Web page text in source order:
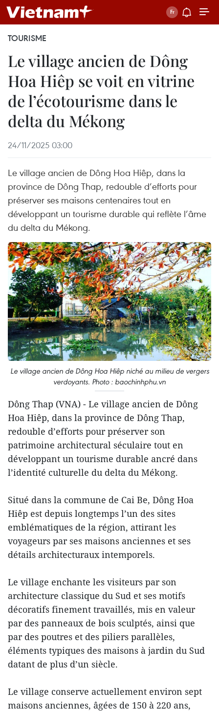
TOURISME
Le village ancien de Dông
Hoa Hiêp se voit en vitrine
de l’écotourisme dans le
delta du Mékong
24/11/2025 03:00
Le village ancien de Dông Hoa Hiêp, dans la
province de Dông Thap, redouble d’efforts pour
préserver ses maisons centenaires tout en
développant un tourisme durable qui reflète l’âme
du delta du Mékong.
Le village ancien de Dông Hoa Hiêp niché au milieu de vergers
verdoyants. Photo : baochinhphu.vn
Dông Thap (VNA) - Le village ancien de Dông
Hoa Hiêp, dans la province de Dông Thap,
redouble d’efforts pour préserver son
patrimoine architectural séculaire tout en
développant un tourisme durable ancré dans
l’identité culturelle du delta du Mékong.
Situé dans la commune de Cai Be, Dông Hoa
Hiêp est depuis longtemps l’un des sites
emblématiques de la région, attirant les
voyageurs par ses maisons anciennes et ses
détails architecturaux intemporels.
Le village enchante les visiteurs par son
architecture classique du Sud et ses motifs
décoratifs finement travaillés, mis en valeur
par des panneaux de bois sculptés, ainsi que
par des poutres et des piliers parallèles,
éléments typiques des maisons à jardin du Sud
datant de plus d’un siècle.
Le village conserve actuellement environ sept
maisons anciennes, âgées de 150 à 220 ans,